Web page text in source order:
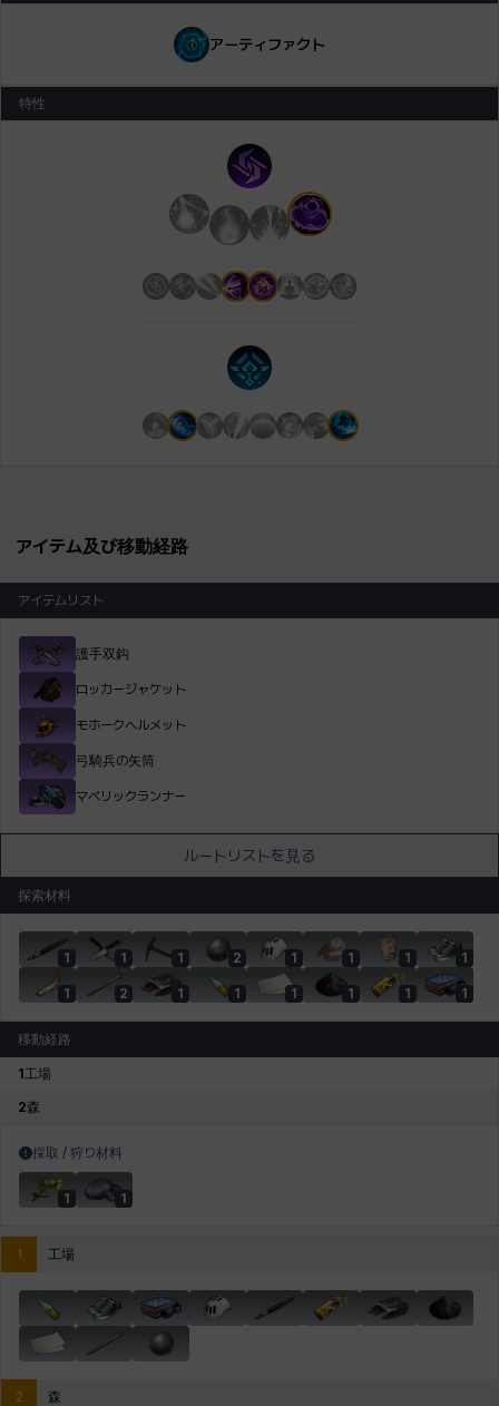
アーティファクト
特性
アイテム及び移動経路
アイテムリスト
護手双鈎
ロッカージャケット
モホークヘルメット
弓騎兵の矢筒
マベリックランナー
ルートリストを見る
探索材料
1 1 1 2 1 1 1 1
1 2 1 1 1 1 1 1
移動経路
1 工場
2森
採取 / 狩り材料
1 1
1 工場
2 森